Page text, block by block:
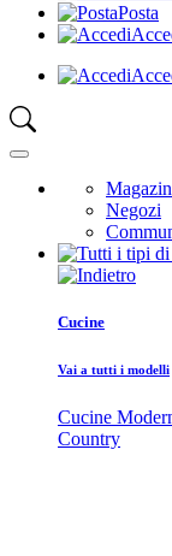
Posta
Negozi
Cucine
Vai a tutti i modelli
Cucine
Country